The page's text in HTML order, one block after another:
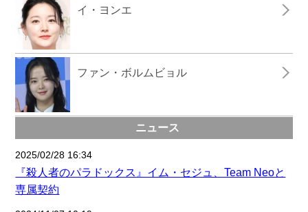
イ・ヨンエ
ファン・ボルムビョル
ニュース
2025/02/28 16:34
『殺人者のパラドックス』イム・セジュ、Team Neoと
専属契約